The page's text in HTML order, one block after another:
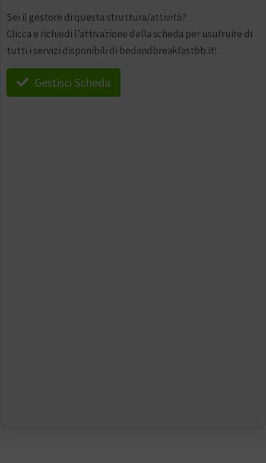
Sei il gestore di questa struttura/attività?
Clicca e richiedi l’attivazione della scheda per usufruire di
tutti i servizi disponibili di bedandbreakfastbb.it!
Gestisci Scheda